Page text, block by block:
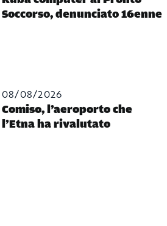
Soccorso, denunciato 16enne
08/08/2026
Comiso, l’aeroporto che
l’Etna ha rivalutato